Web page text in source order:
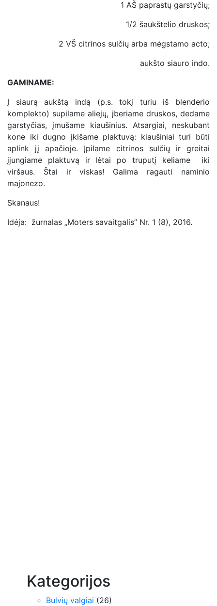
1 AŠ paprastų garstyčių;
1/2 šaukštelio druskos;
2 VŠ citrinos sulčių arba mėgstamo acto;
aukšto siauro indo.
GAMINAME:
Į siaurą aukštą indą (p.s. tokį turiu iš blenderio
komplekto) supilame aliejų, įberiame druskos, dedame
garstyčias, įmušame kiaušinius. Atsargiai, neskubant
kone iki dugno įkišame plaktuvą: kiaušiniai turi būti
aplink jį apačioje. Įpilame citrinos sulčių ir greitai
įjungiame plaktuvą ir lėtai po truputį keliame iki
viršaus. Štai ir viskas! Galima ragauti naminio
majonezo.
Skanaus!
Idėja: žurnalas „Moters savaitgalis” Nr. 1 (8), 2016.
Kategorijos
Bulvių valgiai (26)